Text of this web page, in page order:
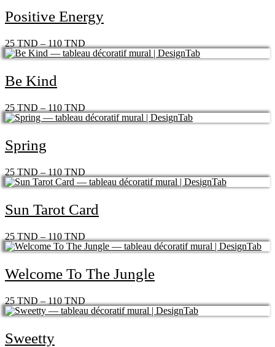
Positive Energy
25TND–110TND
Be Kind
25TND–110TND
Spring
25TND–110TND
Sun Tarot Card
25TND–110TND
Welcome To The Jungle
25TND–110TND
Sweetty